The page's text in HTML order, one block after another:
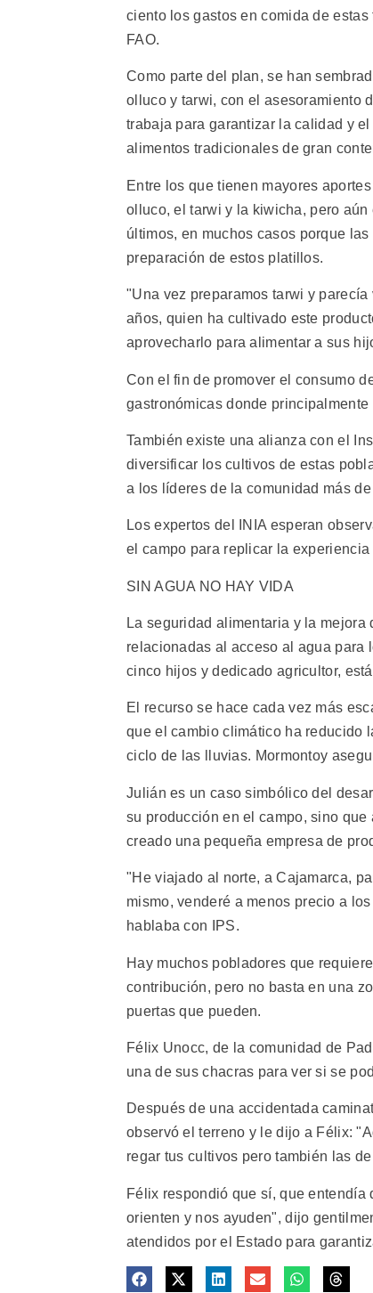
ciento los gastos en comida de
FAO.
Como parte del plan, se han
olluco y tarwi, con el asesoramiento
trabaja para garantizar la calidad y
alimentos tradicionales de gran
Entre los que tienen mayores
olluco, el tarwi y la kiwicha, pero
últimos, en muchos casos porque
preparación de estos platillos.
"Una vez preparamos tarwi y
años, quien ha cultivado este
aprovecharlo para alimentar a sus
Con el fin de promover el consumo
gastronómicas donde
También existe una alianza con el
diversificar los cultivos de estas
a los líderes de la comunidad más
Los expertos del INIA esperan
el campo para replicar la experiencia
SIN AGUA NO HAY VIDA
La seguridad alimentaria y la
relacionadas al acceso al agua para
cinco hijos y dedicado agricultor,
El recurso se hace cada vez más
que el cambio climático ha reducido
ciclo de las lluvias. Mormontoy
Julián es un caso simbólico del
su producción en el campo, sino
creado una pequeña empresa de
"He viajado al norte, a Cajamarca,
mismo, venderé a menos precio a
hablaba con IPS.
Hay muchos pobladores que
contribución, pero no basta en una
puertas que pueden.
Félix Unocc, de la comunidad de
una de sus chacras para ver si se
Después de una accidentada
observó el terreno y le dijo a Félix:
regar tus cultivos pero también las
Félix respondió que sí, que
orienten y nos ayuden", dijo
atendidos por el Estado para